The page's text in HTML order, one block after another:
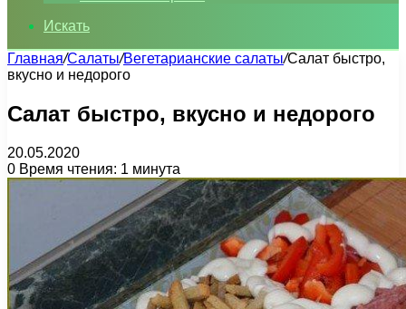
Искать
Главная/Салаты/Вегетарианские салаты/Салат быстро,
вкусно и недорого
Салат быстро, вкусно и недорого
20.05.2020
0 Время чтения: 1 минута